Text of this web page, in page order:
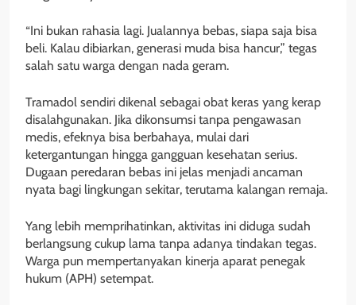
“Ini bukan rahasia lagi. Jualannya bebas, siapa saja bisa
beli. Kalau dibiarkan, generasi muda bisa hancur,” tegas
salah satu warga dengan nada geram.
Tramadol sendiri dikenal sebagai obat keras yang kerap
disalahgunakan. Jika dikonsumsi tanpa pengawasan
medis, efeknya bisa berbahaya, mulai dari
ketergantungan hingga gangguan kesehatan serius.
Dugaan peredaran bebas ini jelas menjadi ancaman
nyata bagi lingkungan sekitar, terutama kalangan remaja.
Yang lebih memprihatinkan, aktivitas ini diduga sudah
berlangsung cukup lama tanpa adanya tindakan tegas.
Warga pun mempertanyakan kinerja aparat penegak
hukum (APH) setempat.